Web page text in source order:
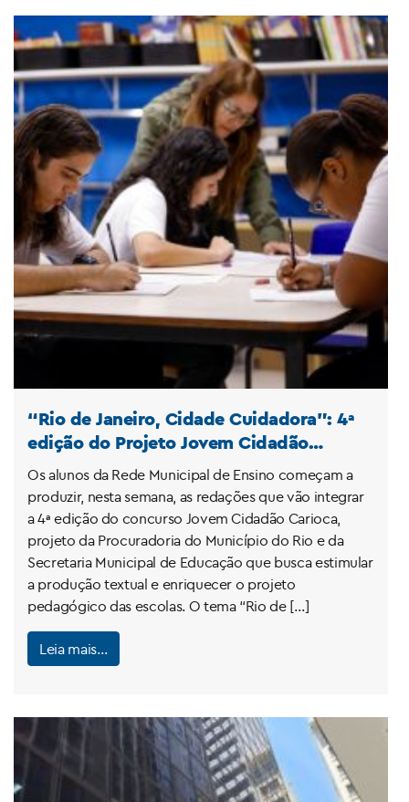
“Rio de Janeiro, Cidade Cuidadora”: 4ª
edição do Projeto Jovem Cidadão
Carioca debate nas escolas o direito ao
cuidado
Os alunos da Rede Municipal de Ensino começam a
produzir, nesta semana, as redações que vão integrar
a 4ª edição do concurso Jovem Cidadão Carioca,
projeto da Procuradoria do Município do Rio e da
Secretaria Municipal de Educação que busca estimular
a produção textual e enriquecer o projeto
pedagógico das escolas. O tema “Rio de […]
Leia mais…